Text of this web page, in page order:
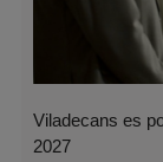
Viladecans es
2027